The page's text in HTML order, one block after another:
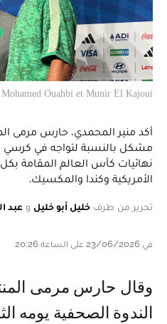
Mohamed Ouahbi et Munir El Kajoui
أكد منير المحمدي، حارس مرمى
مشكل بالنسبة لتواجه في كرسي
نهائيات كأس العالم المقامة
الأمريكية وكندا والمكسيك.
تحرير من طرف خليل أبو خليل و عبد
في 23/06/2026 على الساعة 20:26
وقال حارس مرمى المنتخب الوطني خلال
الندوة الصحفية يومه